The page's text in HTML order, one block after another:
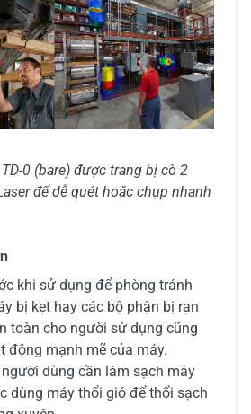
0 (bare) được trang bị cò 2
để dễ quét hoặc chụp nhanh
khi sử dụng để phòng tránh
bị kẹt hay các bộ phận bị rạn
toàn cho người sử dụng cũng
động mạnh mẽ của máy.
dùng cần làm sạch máy
dùng máy thổi gió để thổi sạch